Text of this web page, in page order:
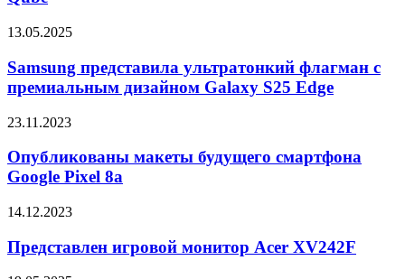
CineBeam
Samsung
ультратонкий
флагман
с
дизайном
S25
Edge
13.05.2025
Samsung представила ультратонкий флагман с
премиальным дизайном Galaxy S25 Edge
Опубликованы
будущего
смартфона
Google
8a
23.11.2023
Опубликованы макеты будущего смартфона
Google Pixel 8a
Представлен
монитор
Acer
XV242F
14.12.2023
Представлен игровой монитор Acer XV242F